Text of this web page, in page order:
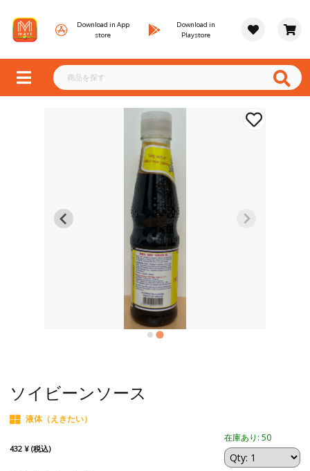
Download in App
store
Download in
Playstore
ソイビーンソース
液体（えきたい）
432 ¥ (税込)
在庫あり: 50